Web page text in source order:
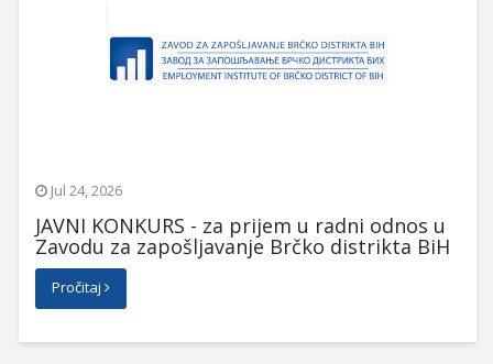
Jul 24, 2026
JAVNI KONKURS - za prijem u radni odnos u
Zavodu za zapošljavanje Brčko distrikta BiH
Pročitaj